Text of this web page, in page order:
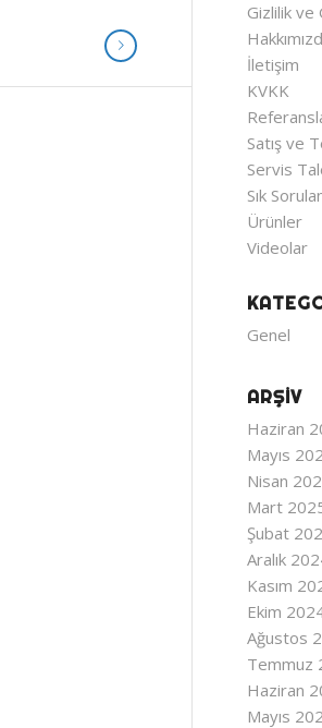
Gizlilik ve
İletişim
KVKK
Satış ve
Servis
Sık
Ürünler
Videolar
Genel
ARŞIV
Haziran
Mayıs
Nisan
Mart
Şubat
Aralık
Kasım
Ekim
Ağustos
Temmuz
Haziran
Mayıs